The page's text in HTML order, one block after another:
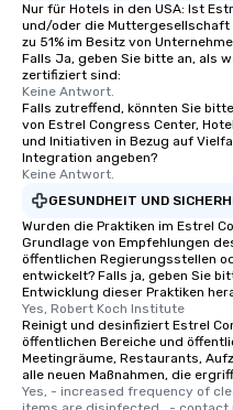
Nur für Hotels in den USA: Ist
und/oder die Muttergesellschaft
zu 51% im Besitz von
Falls Ja, geben Sie bitte an, als
zertifiziert sind:
Keine Antwort.
Falls zutreffend, könnten Sie
von Estrel Congress Center,
und Initiativen in Bezug auf
Integration angeben?
Keine Antwort.
GESUNDHEIT UND
Wurden die Praktiken im Estrel
Grundlage von Empfehlungen
öffentlichen Regierungsstellen
entwickelt? Falls ja, geben Sie
Entwicklung dieser Praktiken
Yes, Robert Koch Institute
Reinigt und desinfiziert Estrel
öffentlichen Bereiche und
Meetingräume, Restaurants,
alle neuen Maßnahmen, die
Yes, - increased frequency of